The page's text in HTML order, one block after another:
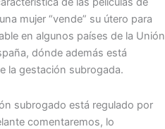
mujer “vende” su útero para
en algunos países de la Unión
dónde además está
la gestación subrogada.
subrogado está regulado por
comentaremos, lo